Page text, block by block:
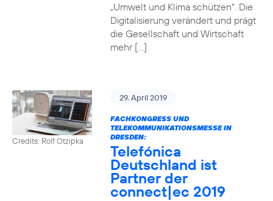
„Umwelt und Klima schützen“. Die
Digitalisierung verändert und prägt
die Gesellschaft und Wirtschaft
mehr […]
Credits: Rolf Otzipka
29. April 2019
FACHKONGRESS UND
TELEKOMMUNIKATIONSMESSE IN
DRESDEN:
Telefónica
Deutschland ist
Partner der
connect|ec 2019